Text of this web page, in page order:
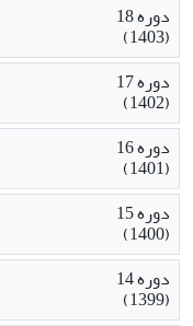
دوره 18
(1403)
دوره 17
(1402)
دوره 16
(1401)
دوره 15
(1400)
دوره 14
(1399)